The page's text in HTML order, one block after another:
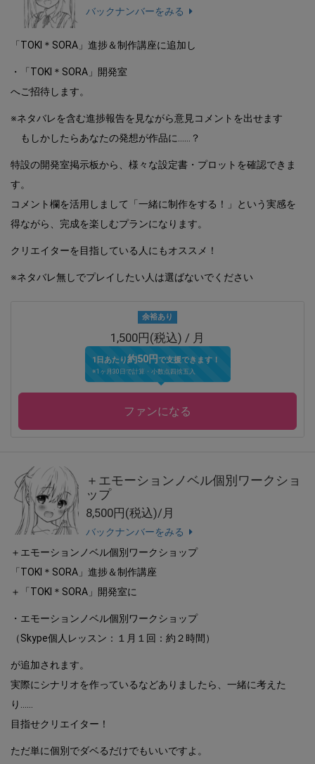
バックナンバーをみる
「TOKI＊SORA」進捗＆制作講座に追加し
・「TOKI＊SORA」開発室
へご招待します。
※ネタバレを含む進捗報告を見ながら意見コメントを出せます
もしかしたらあなたの発想が作品に……？
特設の開発室掲示板から、様々な設定書・プロットを確認できま
す。
コメント欄を活用しまして「一緒に制作をする！」という実感を
得ながら、完成を楽しむプランになります。
クリエイターを目指している人にもオススメ！
※ネタバレ無しでプレイしたい人は選ばないでください
余裕あり
1,500円(税込) / 月
1日あたり約50円で支援できます！
※1ヶ月30日で計算・小数点四捨五入
ファンになる
＋エモーションノベル個別ワークショ
ップ
8,500円(税込)/月
バックナンバーをみる
＋エモーションノベル個別ワークショップ
「TOKI＊SORA」進捗＆制作講座
＋「TOKI＊SORA」開発室に
・エモーションノベル個別ワークショップ
（Skype個人レッスン：１月１回：約２時間）
が追加されます。
実際にシナリオを作っているなどありましたら、一緒に考えた
り……
目指せクリエイター！
ただ単に個別でダベるだけでもいいですよ。